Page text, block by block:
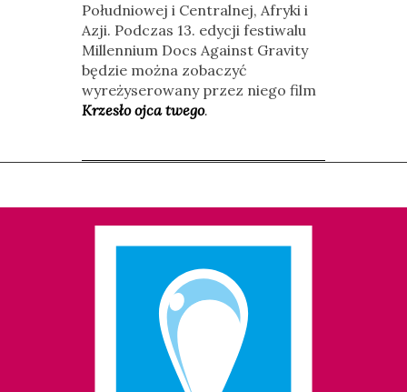
Południowej i Centralnej, Afryki i
Azji. Podczas 13. edycji festiwalu
Millennium Docs Against Gravity
będzie można zobaczyć
wyreżyserowany przez niego film
Krzesło ojca twego.